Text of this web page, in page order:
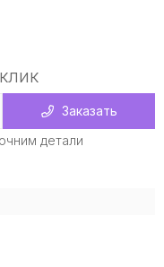
Заказать
детали